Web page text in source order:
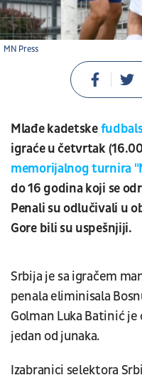
MN Press
Mlađe kadetske
igraće u četvrtak
memorijalnog turnira
do 16 godina koji se
Penali su odlučivali u
Gore bili su uspešnjiji.
Srbija je sa igračem
penala eliminisala
Golman Luka Batinić
jedan od junaka.
Izabranici selektora